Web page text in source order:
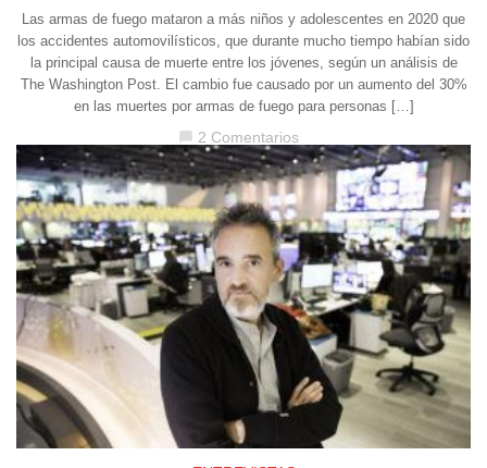
Las armas de fuego mataron a más niños y adolescentes en 2020 que
los accidentes automovilísticos, que durante mucho tiempo habían sido
la principal causa de muerte entre los jóvenes, según un análisis de
The Washington Post. El cambio fue causado por un aumento del 30%
en las muertes por armas de fuego para personas […]
chat_bubble 2 Comentarios